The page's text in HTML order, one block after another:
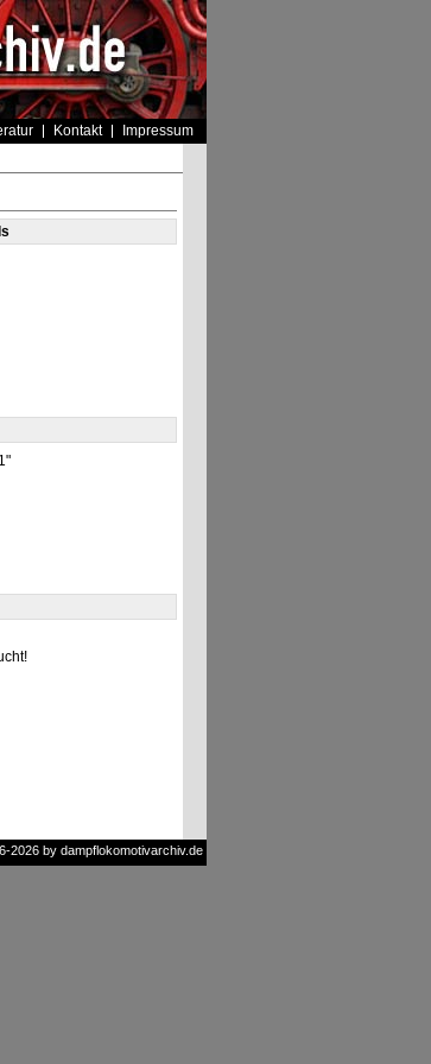
Kontakt Impressum
2026 by dampflokomotivarchiv.de